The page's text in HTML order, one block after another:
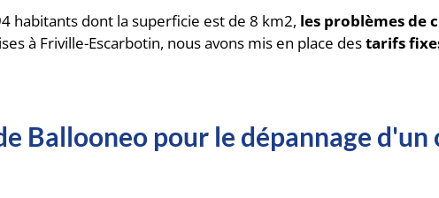
habitants dont la superficie est de 8 km2, les problèmes de
à Friville-Escarbotin, nous avons mis en place destarifs
Ballooneo pour le dépannage